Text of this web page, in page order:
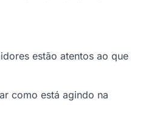
estão atentos ao que
como está agindo na